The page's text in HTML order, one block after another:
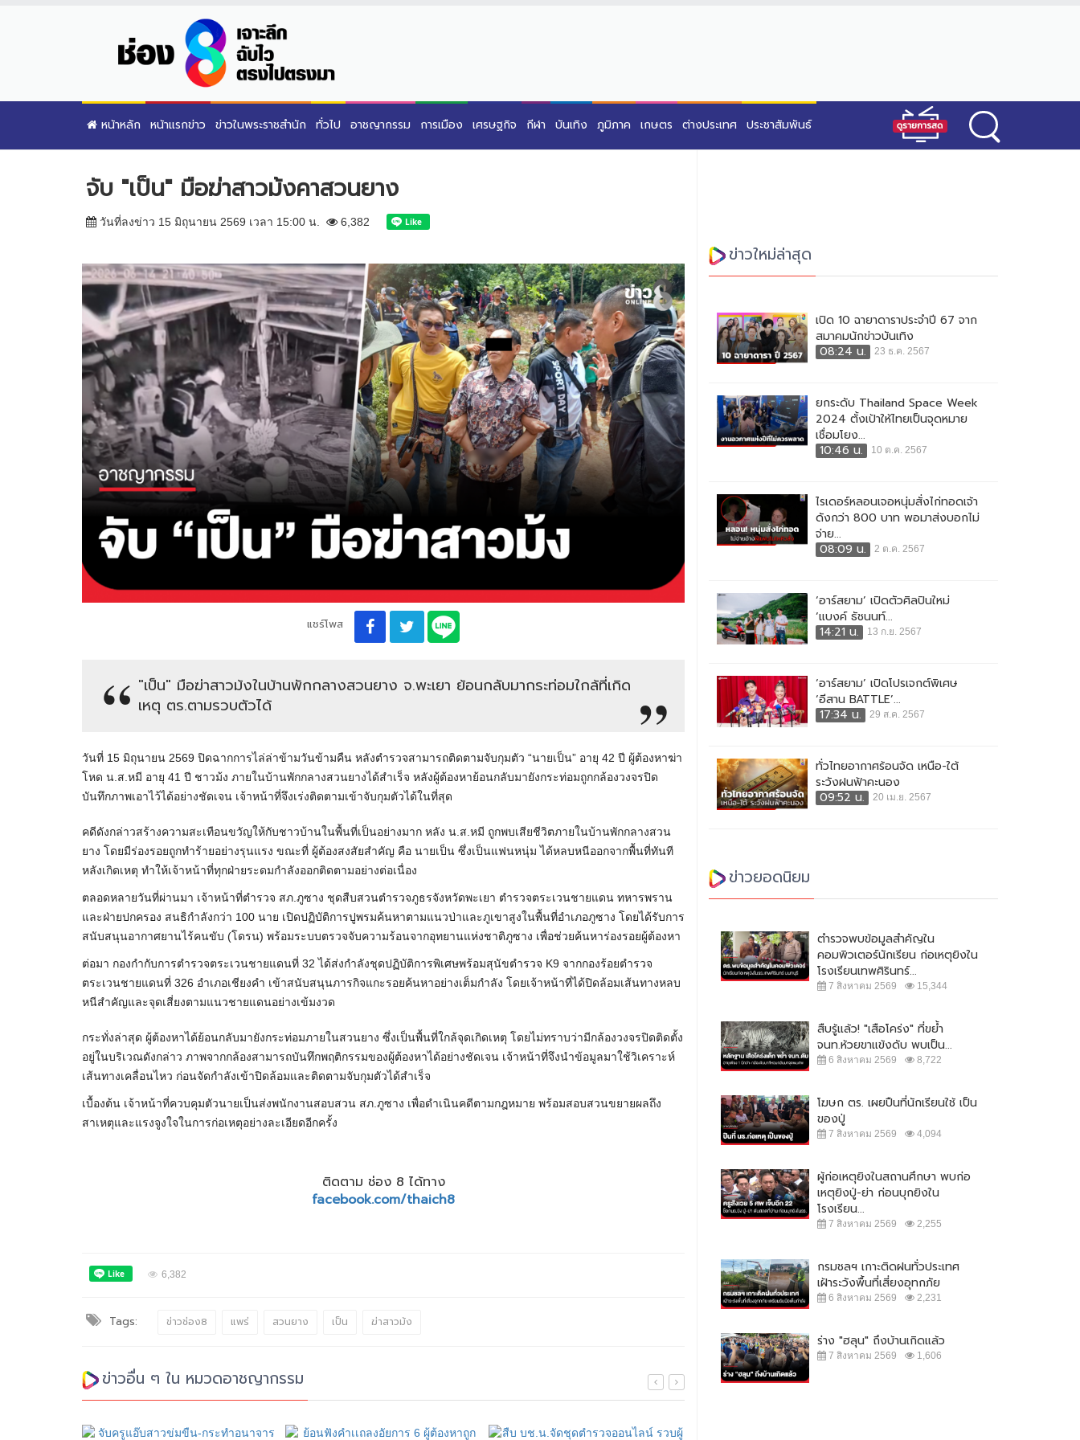
หน้าหลัก หน้าแรกข่าว ข่าวในพระราชสำนัก ทั่วไป อาชญากรรม การเมือง เศรษฐกิจ กีฬา บันเทิง ภูมิภาค เกษตร ต่างประเทศ ประชาสัมพันธ์
จับ "เป็น" มือฆ่าสาวม้งคาสวนยาง
วันที่ลงข่าว 15 มิถุนายน 2569 เวลา 15:00 น. 6,382
แชร์โพส
"เป็น" มือฆ่าสาวม้งในบ้านพักกลางสวนยาง จ.พะเยา ย้อนกลับมากระท่อมใกล้ที่เกิด
เหตุ ตร.ตามรวบตัวได้
วันที่ 15 มิถุนายน 2569 ปิดฉากการไล่ล่าข้ามวันข้ามคืน หลังตำรวจสามารถติดตามจับกุมตัว “นายเป็น” อายุ 42 ปี ผู้ต้องหาฆ่า
โหด น.ส.หมี อายุ 41 ปี ชาวม้ง ภายในบ้านพักกลางสวนยางได้สำเร็จ หลังผู้ต้องหาย้อนกลับมายังกระท่อมถูกกล้องวงจรปิด
บันทึกภาพเอาไว้ได้อย่างชัดเจน เจ้าหน้าที่จึงเร่งติดตามเข้าจับกุมตัวได้ในที่สุด
คดีดังกล่าวสร้างความสะเทือนขวัญให้กับชาวบ้านในพื้นที่เป็นอย่างมาก หลัง น.ส.หมี ถูกพบเสียชีวิตภายในบ้านพักกลางสวน
ยาง โดยมีร่องรอยถูกทำร้ายอย่างรุนแรง ขณะที่ ผู้ต้องสงสัยสำคัญ คือ นายเป็น ซึ่งเป็นแฟนหนุ่ม ได้หลบหนีออกจากพื้นที่ทันที
หลังเกิดเหตุ ทำให้เจ้าหน้าที่ทุกฝ่ายระดมกำลังออกติดตามอย่างต่อเนื่อง
ตลอดหลายวันที่ผ่านมา เจ้าหน้าที่ตำรวจ สภ.ภูซาง ชุดสืบสวนตำรวจภูธรจังหวัดพะเยา ตำรวจตระเวนชายแดน ทหารพราน
และฝ่ายปกครอง สนธิกำลังกว่า 100 นาย เปิดปฏิบัติการปูพรมค้นหาตามแนวป่าและภูเขาสูงในพื้นที่อำเภอภูซาง โดยได้รับการ
สนับสนุนอากาศยานไร้คนขับ (โดรน) พร้อมระบบตรวจจับความร้อนจากอุทยานแห่งชาติภูซาง เพื่อช่วยค้นหาร่องรอยผู้ต้องหา
ต่อมา กองกำกับการตำรวจตระเวนชายแดนที่ 32 ได้ส่งกำลังชุดปฏิบัติการพิเศษพร้อมสุนัขตำรวจ K9 จากกองร้อยตำรวจ
ตระเวนชายแดนที่ 326 อำเภอเชียงคำ เข้าสนับสนุนภารกิจแกะรอยค้นหาอย่างเต็มกำลัง โดยเจ้าหน้าที่ได้ปิดล้อมเส้นทางหลบ
หนีสำคัญและจุดเสี่ยงตามแนวชายแดนอย่างเข้มงวด
กระทั่งล่าสุด ผู้ต้องหาได้ย้อนกลับมายังกระท่อมภายในสวนยาง ซึ่งเป็นพื้นที่ใกล้จุดเกิดเหตุ โดยไม่ทราบว่ามีกล้องวงจรปิดติดตั้ง
อยู่ในบริเวณดังกล่าว ภาพจากกล้องสามารถบันทึกพฤติกรรมของผู้ต้องหาได้อย่างชัดเจน เจ้าหน้าที่จึงนำข้อมูลมาใช้วิเคราะห์
เส้นทางเคลื่อนไหว ก่อนจัดกำลังเข้าปิดล้อมและติดตามจับกุมตัวได้สำเร็จ
เบื้องต้น เจ้าหน้าที่ควบคุมตัวนายเป็นส่งพนักงานสอบสวน สภ.ภูซาง เพื่อดำเนินคดีตามกฎหมาย พร้อมสอบสวนขยายผลถึง
สาเหตุและแรงจูงใจในการก่อเหตุอย่างละเอียดอีกครั้ง
ติดตาม ช่อง 8 ได้ทาง
facebook.com/thaich8
6,382
Tags: ข่าวช่อง8 แพร่ สวนยาง เป็น ฆ่าสาวม้ง
ข่าวอื่น ๆ ใน หมวดอาชญากรรม
ข่าวใหม่ล่าสุด
เปิด 10 ฉายาดาราประจำปี 67 จาก
สมาคมนักข่าวบันเทิง
08:24 น.
23 ธ.ค. 2567
ยกระดับ Thailand Space Week
2024 ตั้งเป้าให้ไทยเป็นจุดหมาย
เชื่อมโยง...
10:46 น.
10 ต.ค. 2567
ไรเดอร์หลอนเจอหนุ่มสั่งไก่ทอดเจ้า
ดังกว่า 800 บาท พอมาส่งบอกไม่
จ่าย...
08:09 น.
2 ต.ค. 2567
‘อาร์สยาม’ เปิดตัวศิลปินใหม่
‘แบงค์ ธัชนนท์...
14:21 น.
13 ก.ย. 2567
‘อาร์สยาม’ เปิดโปรเจกต์พิเศษ
‘อีสาน BATTLE’...
17:34 น.
29 ส.ค. 2567
ทั่วไทยอากาศร้อนจัด เหนือ-ใต้
ระวังฝนฟ้าคะนอง
09:52 น.
20 เม.ย. 2567
ข่าวยอดนิยม
ตำรวจพบข้อมูลสำคัญใน
คอมพิวเตอร์นักเรียน ก่อเหตุยิงใน
โรงเรียนเทพศิรินทร์...
7 สิงหาคม 2569 15,344
สืบรู้แล้ว! "เสือโคร่ง" ที่ขย้ำ
จนท.ห้วยขาแข้งดับ พบเป็น...
6 สิงหาคม 2569 8,722
โฆษก ตร. เผยปืนที่นักเรียนใช้ เป็น
ของปู่
7 สิงหาคม 2569 4,094
ผู้ก่อเหตุยิงในสถานศึกษา พบก่อ
เหตุยิงปู่-ย่า ก่อนบุกยิงใน
โรงเรียน...
7 สิงหาคม 2569 2,255
กรมชลฯ เกาะติดฝนทั่วประเทศ
เฝ้าระวังพื้นที่เสี่ยงอุทกภัย
6 สิงหาคม 2569 2,231
ร่าง "ฮลุน" ถึงบ้านเกิดแล้ว
7 สิงหาคม 2569 1,606